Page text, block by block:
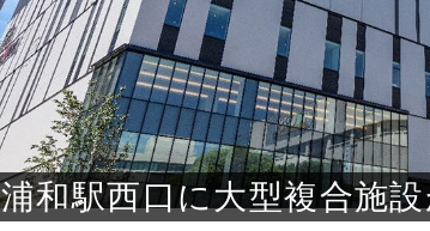
浦和駅西口に大型複合施